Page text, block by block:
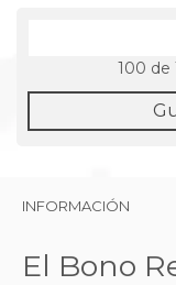
100 de
INFORMACIÓN
El Bono